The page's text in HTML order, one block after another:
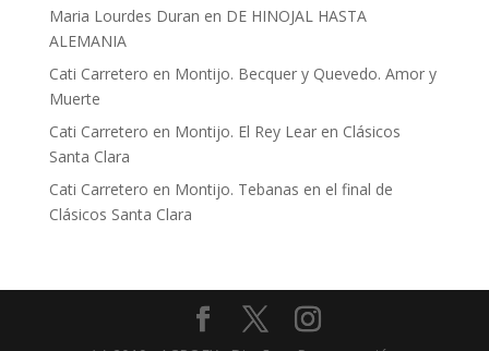
Maria Lourdes Duran en DE HINOJAL HASTA
ALEMANIA
Cati Carretero en Montijo. Becquer y Quevedo. Amor y
Muerte
Cati Carretero en Montijo. El Rey Lear en Clásicos
Santa Clara
Cati Carretero en Montijo. Tebanas en el final de
Clásicos Santa Clara